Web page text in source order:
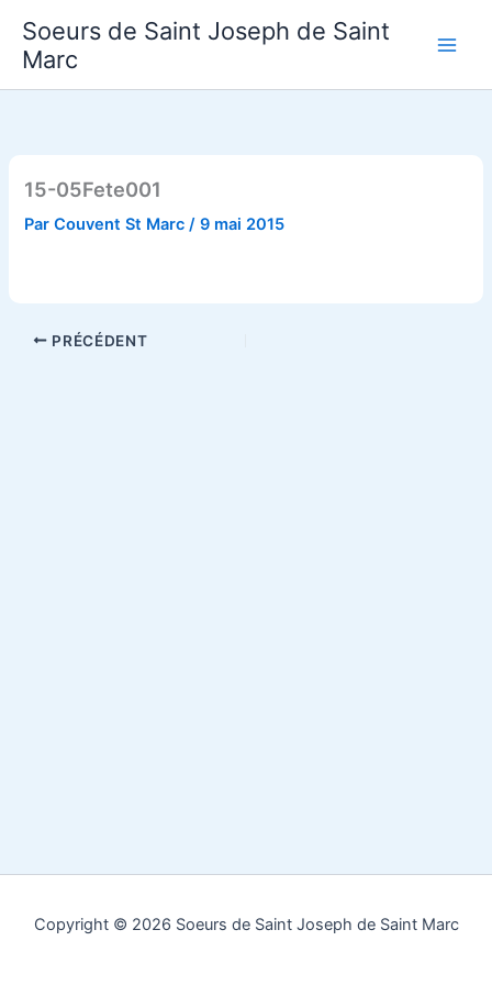
contenu
Soeurs de Saint Joseph de Saint
Marc
15-05Fete001
ParCouvent St Marc/9 mai 2015
PRÉCÉDENT
Copyright © 2026 Soeurs de Saint Joseph de Saint Marc